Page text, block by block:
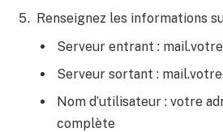
Renseignez les informations
Serveur entrant :
Serveur sortant :
Nom d’utilisateur : votre
complète